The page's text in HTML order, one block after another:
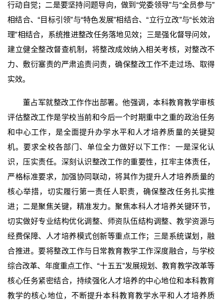
行动自觉；二是要坚持问题导向，做到“党委领导”与“全员参与”
相结合、“目标引领”与“特色发展”相结合、“立行立改”与“长效治
理”相结合，系统推进整改任务落地见效；三是强化督导问效，
建立健全整改督查机制，将整改成效纳入相关考核，对整改不
力、敷衍塞责的严肃追责问责，确保整改工作不走过场、取得
实效。
董占军就整改工作作出部署。他强调，本科教育教学审核
评估整改工作是学校当前和今后一个时期重中之重的政治任务
和中心工作，是全面提升办学水平和人才培养质量的关键契
机。要求全校各部门、单位全力做好以下工作：一是深化认
识，压实责任。深刻认识整改工作的重要性，扛牢主体责任，
严格标准要求，加强协同联动，将其作为提升人才培养质量的
核心举措，切实履行第一责任人职责，确保整改任务扎实推
进；二是聚焦关键，精准发力。聚焦本科人才培养关键环节，
切实做好专业结构优化调整、师资队伍结构调整、教学资源与
经费保障、人才培养模式创新等重点工作；三是系统谋划，融
合推进。要将整改工作与日常教育教学工作深度融合，与学校
综合改革、年度重点工作、“十五五”发展规划、教育教学改革等
核心任务紧密结合，持续强化人才培养的中心地位和本科教育
教学的核心地位，不断提升本科教育教学水平和人才培养质